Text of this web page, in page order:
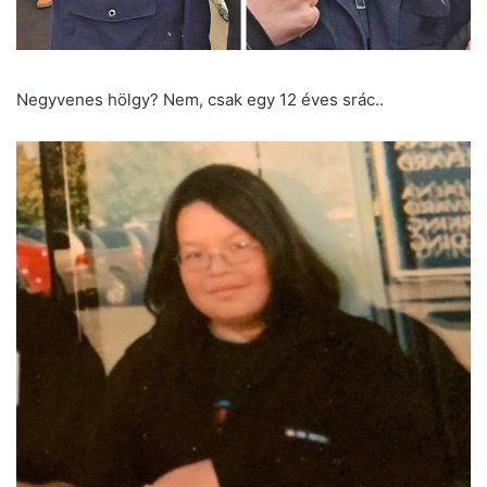
Negyvenes hölgy? Nem, csak egy 12 éves srác..